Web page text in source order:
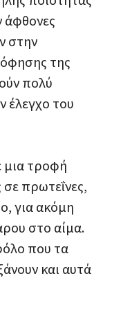
άφθονες
στην
της
πολύ
έλεγχο του
μια τροφή
πρωτεΐνες,
για ακόμη
στο αίμα.
που τα
και αυτά